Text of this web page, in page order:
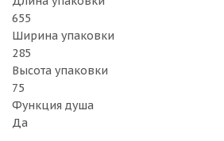
655
Ширина упаковки
285
Высота упаковки
75
Функция душа
Да